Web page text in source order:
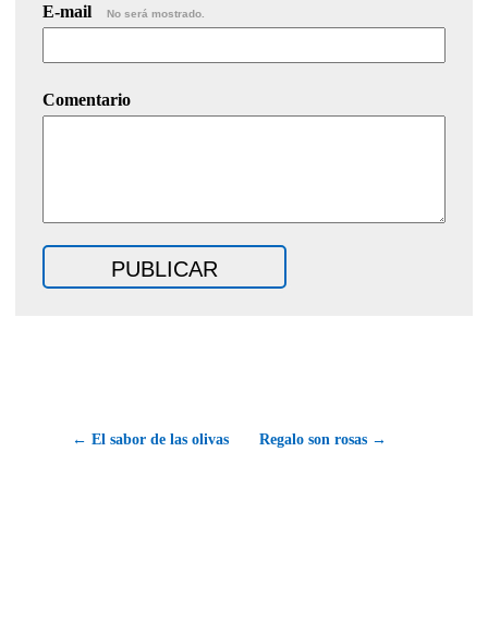
E-mail No será mostrado.
Comentario
← El sabor de las olivas Regalo son rosas →